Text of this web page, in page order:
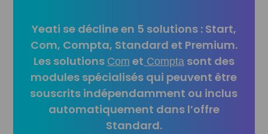
Yeati se décline en 5 solutions : Start,
Com, Compta, Standard et Premium.
Les solutions Com et Comptasont des
modules spécialisés qui peuvent être
souscrits indépendamment ou inclus
automatiquement dans l’offre
Standard.